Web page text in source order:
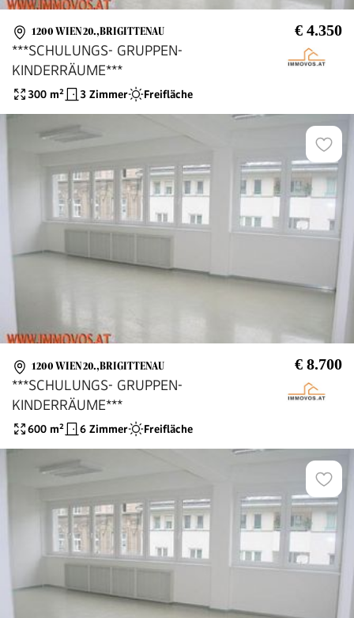
1200 WIEN 20.,BRIGITTENAU € 4.350
***SCHULUNGS- GRUPPEN-
KINDERRÄUME***
300 m² 3 Zimmer Freifläche
1200 WIEN 20.,BRIGITTENAU € 8.700
***SCHULUNGS- GRUPPEN-
KINDERRÄUME***
600 m² 6 Zimmer Freifläche